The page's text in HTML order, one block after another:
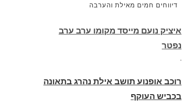
דיווחים חמים מאילת והערבה
איציק נועם מייסד מקומו ערב ערב
נפטר
.
רוכב אופנוע תושב אילת נהרג בתאונה
בכביש העוקף